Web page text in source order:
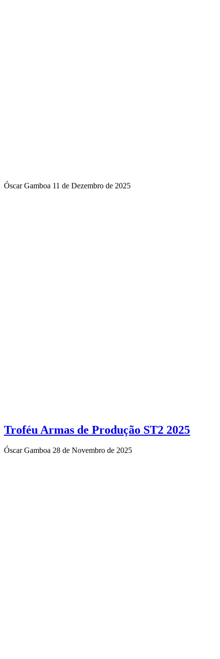
Óscar Gamboa 11 de Dezembro de 2025
Troféu Armas de Produção ST2 2025
Óscar Gamboa 28 de Novembro de 2025